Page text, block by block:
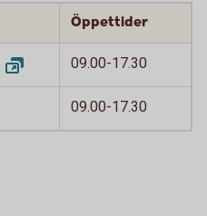
Öppettider
09.00-17.30
09.00-17.30